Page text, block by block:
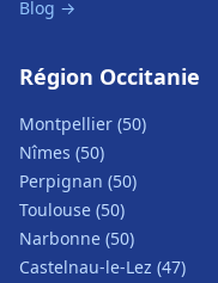
Blog →
Région Occitanie
Montpellier (50)
Nîmes (50)
Perpignan (50)
Toulouse (50)
Narbonne (50)
Castelnau-le-Lez (47)